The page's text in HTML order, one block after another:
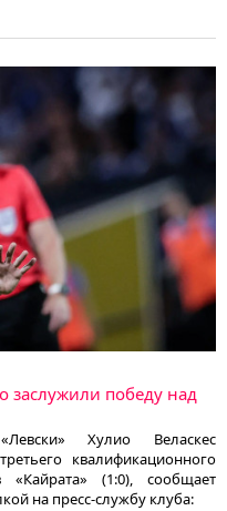
заслужили победу над
Хулио Веласкес
квалификационного
(1:0), сообщает
на пресс-службу клуба: